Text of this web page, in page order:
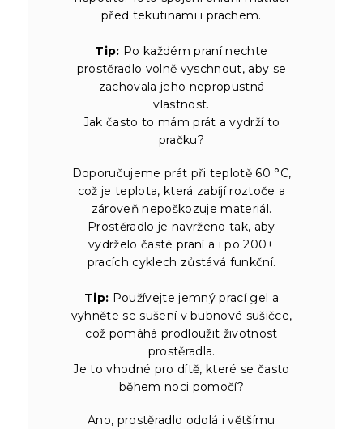
před tekutinami i prachem.
Tip: Po každém praní nechte
prostěradlo volně vyschnout, aby se
zachovala jeho nepropustná
vlastnost.
Jak často to mám prát a vydrží to
pračku?
Doporučujeme prát při teplotě 60 °C,
což je teplota, která zabíjí roztoče a
zároveň nepoškozuje materiál.
Prostěradlo je navrženo tak, aby
vydrželo časté praní a i po 200+
pracích cyklech zůstává funkční.
Tip: Používejte jemný prací gel a
vyhněte se sušení v bubnové sušičce,
což pomáhá prodloužit životnost
prostěradla.
Je to vhodné pro dítě, které se často
během noci pomočí?
Ano, prostěradlo odolá i většímu